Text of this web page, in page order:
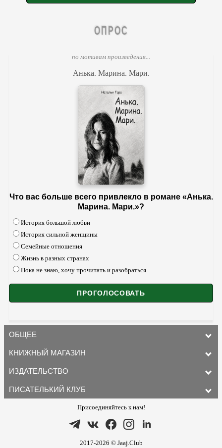
ОПРОС
по мотивам произведения...
Анька. Марина. Мари.
Что вас больше всего привлекло в романе «Анька.
Марина. Мари.»?
История большой любви
История сильной женщины
Семейные отношения
Жизнь в разных странах
Пока не знаю, хочу прочитать и разобраться
ОБЩЕЕ
КНИЖНЫЙ МАГАЗИН
ИЗДАТЕЛЬСТВО
ПИСАТЕЛЬКИЙ КЛУБ
Присоединяйтесь к нам!
2017-2026 © Jaaj.Club